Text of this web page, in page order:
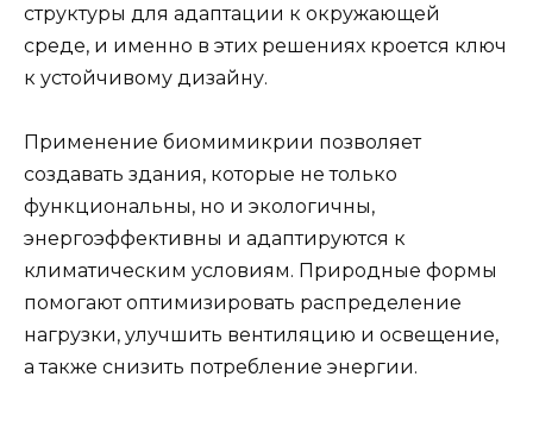
структуры для адаптации к окружающей
среде, и именно в этих решениях кроется ключ
к устойчивому дизайну.
Применение биомимикрии позволяет
создавать здания, которые не только
функциональны, но и экологичны,
энергоэффективны и адаптируются к
климатическим условиям. Природные формы
помогают оптимизировать распределение
нагрузки, улучшить вентиляцию и освещение,
а также снизить потребление энергии.